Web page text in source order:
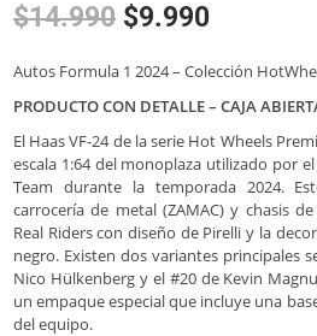
$14.990 $9.990
Autos Formula 1 2024 – Colección
PRODUCTO CON DETALLE – CAJA
El Haas VF-24 de la serie Hot Wheels
escala 1:64 del monoplaza utilizado por
Team durante la temporada 2024.
carrocería de metal (ZAMAC) y chasis
Real Riders con diseño de Pirelli y la
negro. Existen dos variantes principales
Nico Hülkenberg y el #20 de Kevin
un empaque especial que incluye una
del equipo.